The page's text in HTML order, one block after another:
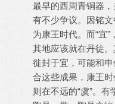
最早的西周青铜器
有不少争议。因铭文
为康王时代。而“宜”
其地应该就在丹徒。
徙封于宜，可能和
合这些成果，康王
则在不远的“虞”。